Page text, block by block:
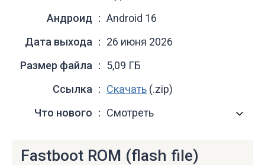
Андроид
Android 16
Дата выхода
26 июня 2026
Размер файла
5,09 ГБ
Ссылка
Скачать (.zip)
Что нового
Смотреть
Fastboot ROM (flash file)